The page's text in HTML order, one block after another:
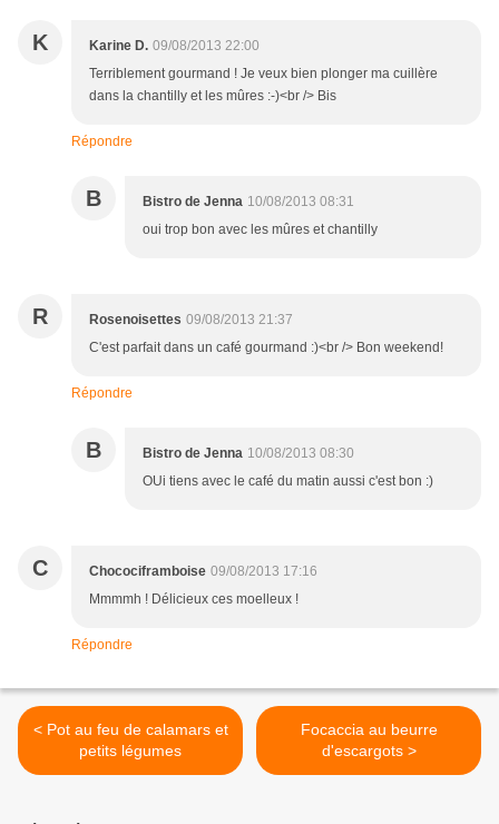
K Karine D. 09/08/2013 22:00
Terriblement gourmand ! Je veux bien plonger ma cuillère
dans la chantilly et les mûres :-)<br /> Bis
Répondre
B Bistro de Jenna 10/08/2013 08:31
oui trop bon avec les mûres et chantilly
R Rosenoisettes 09/08/2013 21:37
C'est parfait dans un café gourmand :)<br /> Bon weekend!
Répondre
B Bistro de Jenna 10/08/2013 08:30
OUi tiens avec le café du matin aussi c'est bon :)
C Chocociframboise 09/08/2013 17:16
Mmmmh ! Délicieux ces moelleux !
Répondre
< Pot au feu de calamars et
petits légumes
Focaccia au beurre
d'escargots >